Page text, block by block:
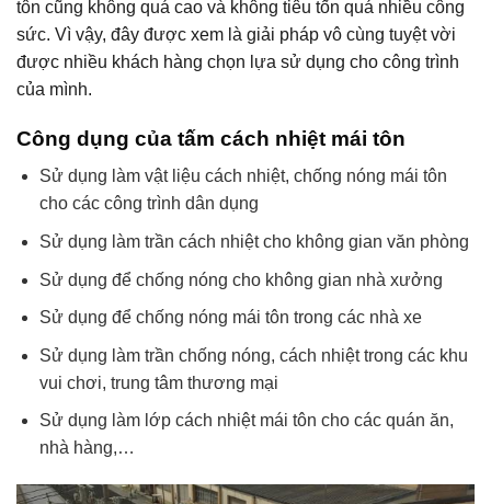
tôn cũng không quá cao và không tiêu tốn quá nhiều công
sức. Vì vậy, đây được xem là giải pháp vô cùng tuyệt vời
được nhiều khách hàng chọn lựa sử dụng cho công trình
của mình.
Công dụng của tấm cách nhiệt mái tôn
Sử dụng làm vật liệu cách nhiệt, chống nóng mái tôn
cho các công trình dân dụng
Sử dụng làm trần cách nhiệt cho không gian văn phòng
Sử dụng để chống nóng cho không gian nhà xưởng
Sử dụng để chống nóng mái tôn trong các nhà xe
Sử dụng làm trần chống nóng, cách nhiệt trong các khu
vui chơi, trung tâm thương mại
Sử dụng làm lớp cách nhiệt mái tôn cho các quán ăn,
nhà hàng,…